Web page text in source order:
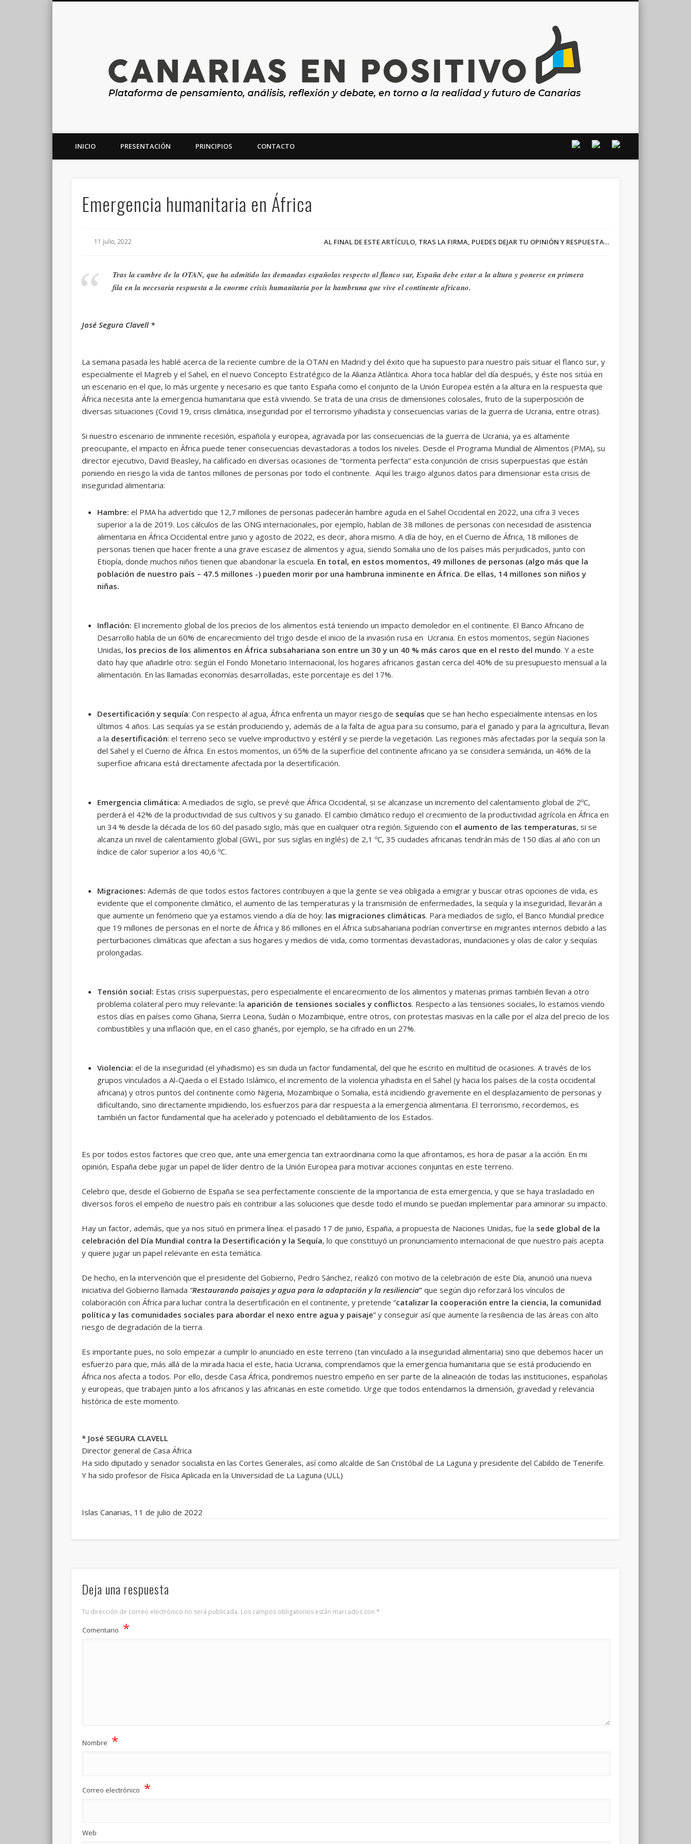
INICIO PRESENTACIÓN PRINCIPIOS CONTACTO
Emergencia humanitaria en África
AL FINAL DE ESTE ARTÍCULO, TRAS LA FIRMA, PUEDES DEJAR TU OPINIÓN Y RESPUESTA…
11 julio, 2022
Tras la cumbre de la OTAN, que ha admitido las demandas españolas respecto al flanco sur, España debe estar a la altura y ponerse en primera
fila en la necesaria respuesta a la enorme crisis humanitaria por la hambruna que vive el continente africano.
José Segura Clavell *
La semana pasada les hablé acerca de la reciente cumbre de la OTAN en Madrid y del éxito que ha supuesto para nuestro país situar el flanco sur, y
especialmente el Magreb y el Sahel, en el nuevo Concepto Estratégico de la Alianza Atlántica. Ahora toca hablar del día después, y éste nos sitúa en
un escenario en el que, lo más urgente y necesario es que tanto España como el conjunto de la Unión Europea estén a la altura en la respuesta que
África necesita ante la emergencia humanitaria que está viviendo. Se trata de una crisis de dimensiones colosales, fruto de la superposición de
diversas situaciones (Covid 19, crisis climática, inseguridad por el terrorismo yihadista y consecuencias varias de la guerra de Ucrania, entre otras).
Si nuestro escenario de inminente recesión, española y europea, agravada por las consecuencias de la guerra de Ucrania, ya es altamente
preocupante, el impacto en África puede tener consecuencias devastadoras a todos los niveles. Desde el Programa Mundial de Alimentos (PMA), su
director ejecutivo, David Beasley, ha calificado en diversas ocasiones de “tormenta perfecta” esta conjunción de crisis superpuestas que están
poniendo en riesgo la vida de tantos millones de personas por todo el continente. Aquí les traigo algunos datos para dimensionar esta crisis de
inseguridad alimentaria:
Hambre: el PMA ha advertido que 12,7 millones de personas padecerán hambre aguda en el Sahel Occidental en 2022, una cifra 3 veces
superior a la de 2019. Los cálculos de las ONG internacionales, por ejemplo, hablan de 38 millones de personas con necesidad de asistencia
alimentaria en África Occidental entre junio y agosto de 2022, es decir, ahora mismo. A día de hoy, en el Cuerno de África, 18 millones de
personas tienen que hacer frente a una grave escasez de alimentos y agua, siendo Somalia uno de los países más perjudicados, junto con
Etiopía, donde muchos niños tienen que abandonar la escuela. En total, en estos momentos, 49 millones de personas (algo más que la
población de nuestro país – 47.5 millones -) pueden morir por una hambruna inminente en África. De ellas, 14 millones son niños y
niñas.
Inflación: El incremento global de los precios de los alimentos está teniendo un impacto demoledor en el continente. El Banco Africano de
Desarrollo habla de un 60% de encarecimiento del trigo desde el inicio de la invasión rusa en Ucrania. En estos momentos, según Naciones
Unidas, los precios de los alimentos en África subsahariana son entre un 30 y un 40 % más caros que en el resto del mundo. Y a este
dato hay que añadirle otro: según el Fondo Monetario Internacional, los hogares africanos gastan cerca del 40% de su presupuesto mensual a la
alimentación. En las llamadas economías desarrolladas, este porcentaje es del 17%.
Desertificación y sequía: Con respecto al agua, África enfrenta un mayor riesgo de sequías que se han hecho especialmente intensas en los
últimos 4 años. Las sequías ya se están produciendo y, además de a la falta de agua para su consumo, para el ganado y para la agricultura, llevan
a la desertificación: el terreno seco se vuelve improductivo y estéril y se pierde la vegetación. Las regiones más afectadas por la sequía son la
del Sahel y el Cuerno de África. En estos momentos, un 65% de la superficie del continente africano ya se considera semiárida, un 46% de la
superficie africana está directamente afectada por la desertificación.
Emergencia climática: A mediados de siglo, se prevé que África Occidental, si se alcanzase un incremento del calentamiento global de 2ºC,
perderá el 42% de la productividad de sus cultivos y su ganado. El cambio climático redujo el crecimiento de la productividad agrícola en África en
un 34 % desde la década de los 60 del pasado siglo, más que en cualquier otra región. Siguiendo con el aumento de las temperaturas, si se
alcanza un nivel de calentamiento global (GWL, por sus siglas en inglés) de 2,1 ºC, 35 ciudades africanas tendrán más de 150 días al año con un
índice de calor superior a los 40,6 ºC.
Migraciones: Además de que todos estos factores contribuyen a que la gente se vea obligada a emigrar y buscar otras opciones de vida, es
evidente que el componente climático, el aumento de las temperaturas y la transmisión de enfermedades, la sequía y la inseguridad, llevarán a
que aumente un fenómeno que ya estamos viendo a día de hoy: las migraciones climáticas. Para mediados de siglo, el Banco Mundial predice
que 19 millones de personas en el norte de África y 86 millones en el África subsahariana podrían convertirse en migrantes internos debido a las
perturbaciones climáticas que afectan a sus hogares y medios de vida, como tormentas devastadoras, inundaciones y olas de calor y sequías
prolongadas.
Tensión social: Estas crisis superpuestas, pero especialmente el encarecimiento de los alimentos y materias primas también llevan a otro
problema colateral pero muy relevante: la aparición de tensiones sociales y conflictos. Respecto a las tensiones sociales, lo estamos viendo
estos días en países como Ghana, Sierra Leona, Sudán o Mozambique, entre otros, con protestas masivas en la calle por el alza del precio de los
combustibles y una inflación que, en el caso ghanés, por ejemplo, se ha cifrado en un 27%.
Violencia: el de la inseguridad (el yihadismo) es sin duda un factor fundamental, del que he escrito en multitud de ocasiones. A través de los
grupos vinculados a Al-Qaeda o el Estado Islámico, el incremento de la violencia yihadista en el Sahel (y hacia los países de la costa occidental
africana) y otros puntos del continente como Nigeria, Mozambique o Somalia, está incidiendo gravemente en el desplazamiento de personas y
dificultando, sino directamente impidiendo, los esfuerzos para dar respuesta a la emergencia alimentaria. El terrorismo, recordemos, es
también un factor fundamental que ha acelerado y potenciado el debilitamiento de los Estados.
Es por todos estos factores que creo que, ante una emergencia tan extraordinaria como la que afrontamos, es hora de pasar a la acción. En mi
opinión, España debe jugar un papel de líder dentro de la Unión Europea para motivar acciones conjuntas en este terreno.
Celebro que, desde el Gobierno de España se sea perfectamente consciente de la importancia de esta emergencia, y que se haya trasladado en
diversos foros el empeño de nuestro país en contribuir a las soluciones que desde todo el mundo se puedan implementar para aminorar su impacto.
Hay un factor, además, que ya nos situó en primera línea: el pasado 17 de junio, España, a propuesta de Naciones Unidas, fue la sede global de la
celebración del Día Mundial contra la Desertificación y la Sequía, lo que constituyó un pronunciamiento internacional de que nuestro país acepta
y quiere jugar un papel relevante en esta temática.
De hecho, en la intervención que el presidente del Gobierno, Pedro Sánchez, realizó con motivo de la celebración de este Día, anunció una nueva
iniciativa del Gobierno llamada “Restaurando paisajes y agua para la adaptación y la resiliencia”que según dijo reforzará los vínculos de
colaboración con África para luchar contra la desertificación en el continente, y pretende “catalizar la cooperación entre la ciencia, la comunidad
política y las comunidades sociales para abordar el nexo entre agua y paisaje” y conseguir así que aumente la resiliencia de las áreas con alto
riesgo de degradación de la tierra.
Es importante pues, no solo empezar a cumplir lo anunciado en este terreno (tan vinculado a la inseguridad alimentaria) sino que debemos hacer un
esfuerzo para que, más allá de la mirada hacia el este, hacia Ucrania, comprendamos que la emergencia humanitaria que se está produciendo en
África nos afecta a todos. Por ello, desde Casa África, pondremos nuestro empeño en ser parte de la alineación de todas las instituciones, españolas
y europeas, que trabajen junto a los africanos y las africanas en este cometido. Urge que todos entendamos la dimensión, gravedad y relevancia
histórica de este momento.
* José SEGURA CLAVELL
Director general de Casa África
Ha sido diputado y senador socialista en las Cortes Generales, así como alcalde de San Cristóbal de La Laguna y presidente del Cabildo de Tenerife.
Y ha sido profesor de Física Aplicada en la Universidad de La Laguna (ULL)
Islas Canarias, 11 de julio de 2022
Deja una respuesta
Tu dirección de correo electrónico no será publicada. Los campos obligatorios están marcados con *
Comentario *
Nombre *
Correo electrónico *
Web